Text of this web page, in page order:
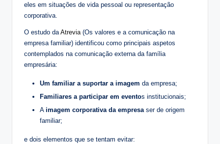
eles em situações de vida pessoal ou representação
corporativa.
O estudo da Atrevia (Os valores e a comunicação na
empresa familiar) identificou como principais aspetos
contemplados na comunicação externa da família
empresária:
Um familiar a suportar a imagem da empresa;
Familiares a participar em eventos institucionais;
A imagem corporativa da empresaser de origem
familiar;
e dois elementos que se tentam evitar: